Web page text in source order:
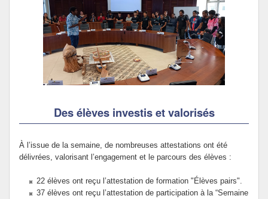
Des élèves investis et valorisés
À l’issue de la semaine, de nombreuses attestations ont été
délivrées, valorisant l’engagement et le parcours des élèves :
22 élèves ont reçu l’attestation de formation "Élèves pairs".
37 élèves ont reçu l’attestation de participation à la “Semaine